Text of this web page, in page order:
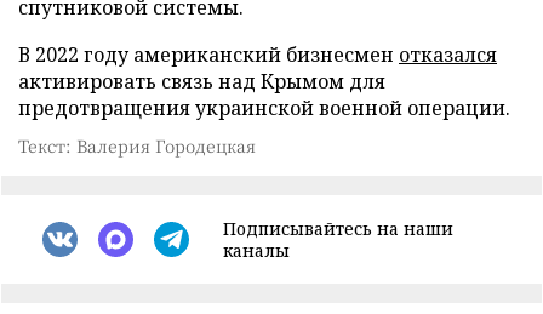
спутниковой системы.
В 2022 году американский бизнесмен отказался
активировать связь над Крымом для
предотвращения украинской военной операции.
Текст: Валерия Городецкая
Подписывайтесь на наши
каналы